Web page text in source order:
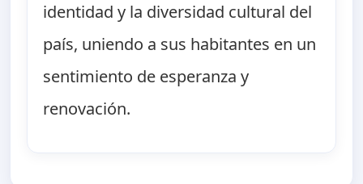
identidad y la diversidad cultural del
país, uniendo a sus habitantes en un
sentimiento de esperanza y
renovación.